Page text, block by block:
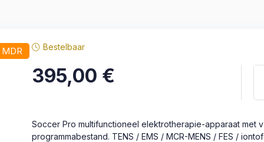
Bestelbaar
395,00 €
Soccer Pro multifunctioneel elektrotherapie-apparaat met
programmabestand. TENS / EMS / MCR-MENS / FES /